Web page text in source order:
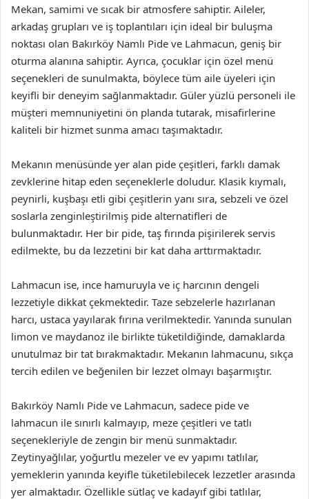
Mekan, samimi ve sıcak bir atmosfere sahiptir. Aileler,
arkadaş grupları ve iş toplantıları için ideal bir buluşma
noktası olan Bakırköy Namlı Pide ve Lahmacun, geniş bir
oturma alanına sahiptir. Ayrıca, çocuklar için özel menü
seçenekleri de sunulmakta, böylece tüm aile üyeleri için
keyifli bir deneyim sağlanmaktadır. Güler yüzlü personeli ile
müşteri memnuniyetini ön planda tutarak, misafirlerine
kaliteli bir hizmet sunma amacı taşımaktadır.
Mekanın menüsünde yer alan pide çeşitleri, farklı damak
zevklerine hitap eden seçeneklerle doludur. Klasik kıymalı,
peynirli, kuşbaşı etli gibi çeşitlerin yanı sıra, sebzeli ve özel
soslarla zenginleştirilmiş pide alternatifleri de
bulunmaktadır. Her bir pide, taş fırında pişirilerek servis
edilmekte, bu da lezzetini bir kat daha arttırmaktadır.
Lahmacun ise, ince hamuruyla ve iç harcının dengeli
lezzetiyle dikkat çekmektedir. Taze sebzelerle hazırlanan
harcı, ustaca yayılarak fırına verilmektedir. Yanında sunulan
limon ve maydanoz ile birlikte tüketildiğinde, damaklarda
unutulmaz bir tat bırakmaktadır. Mekanın lahmacunu, sıkça
tercih edilen ve beğenilen bir lezzet olmayı başarmıştır.
Bakırköy Namlı Pide ve Lahmacun, sadece pide ve
lahmacun ile sınırlı kalmayıp, meze çeşitleri ve tatlı
seçenekleriyle de zengin bir menü sunmaktadır.
Zeytinyağlılar, yoğurtlu mezeler ve ev yapımı tatlılar,
yemeklerin yanında keyifle tüketilebilecek lezzetler arasında
yer almaktadır. Özellikle sütlaç ve kadayıf gibi tatlılar,